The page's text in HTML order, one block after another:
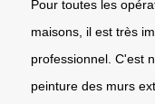
Pour toutes les
maisons, il est très
professionnel. C'est
peinture des murs